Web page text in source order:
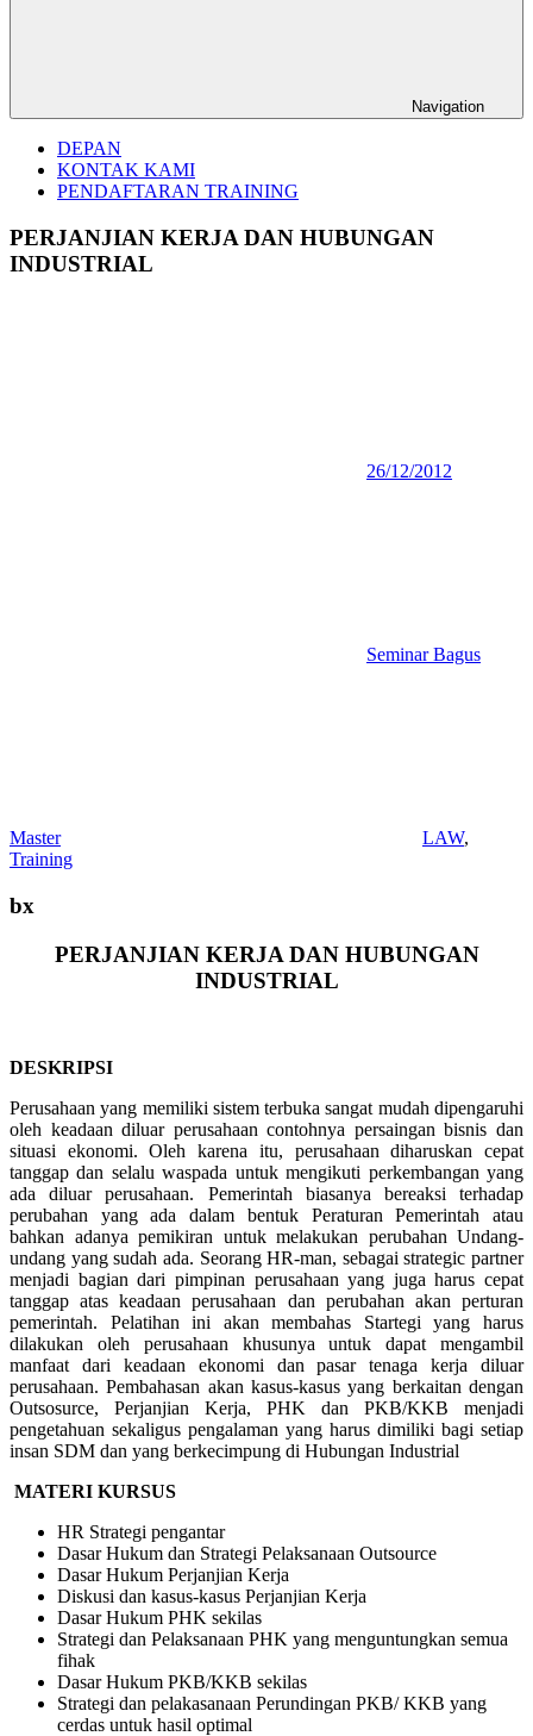
Navigation
DEPAN
KONTAK KAMI
PENDAFTARAN TRAINING
PERJANJIAN KERJA DAN HUBUNGAN
INDUSTRIAL
26/12/2012
Seminar Bagus
Master LAW,
Training
bx
PERJANJIAN KERJA DAN HUBUNGAN
INDUSTRIAL
DESKRIPSI
Perusahaan yang memiliki sistem terbuka sangat mudah dipengaruhi
oleh keadaan diluar perusahaan contohnya persaingan bisnis dan
situasi ekonomi. Oleh karena itu, perusahaan diharuskan cepat
tanggap dan selalu waspada untuk mengikuti perkembangan yang
ada diluar perusahaan. Pemerintah biasanya bereaksi terhadap
perubahan yang ada dalam bentuk Peraturan Pemerintah atau
bahkan adanya pemikiran untuk melakukan perubahan Undang-
undang yang sudah ada. Seorang HR-man, sebagai strategic partner
menjadi bagian dari pimpinan perusahaan yang juga harus cepat
tanggap atas keadaan perusahaan dan perubahan akan perturan
pemerintah. Pelatihan ini akan membahas Startegi yang harus
dilakukan oleh perusahaan khusunya untuk dapat mengambil
manfaat dari keadaan ekonomi dan pasar tenaga kerja diluar
perusahaan. Pembahasan akan kasus-kasus yang berkaitan dengan
Outsosurce, Perjanjian Kerja, PHK dan PKB/KKB menjadi
pengetahuan sekaligus pengalaman yang harus dimiliki bagi setiap
insan SDM dan yang berkecimpung di Hubungan Industrial
MATERI KURSUS
HR Strategi pengantar
Dasar Hukum dan Strategi Pelaksanaan Outsource
Dasar Hukum Perjanjian Kerja
Diskusi dan kasus-kasus Perjanjian Kerja
Dasar Hukum PHK sekilas
Strategi dan Pelaksanaan PHK yang menguntungkan semua
fihak
Dasar Hukum PKB/KKB sekilas
Strategi dan pelakasanaan Perundingan PKB/ KKB yang
cerdas untuk hasil optimal